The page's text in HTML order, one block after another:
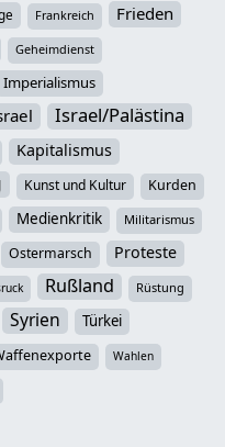
Frankreich Frieden
Geheimdienst
Imperialismus
Israel/Palästina
Kapitalismus
Kunst und Kultur Kurden
Medienkritik Militarismus
Ostermarsch
Proteste
Rußland Rüstung
Syrien Türkei
Wahlen